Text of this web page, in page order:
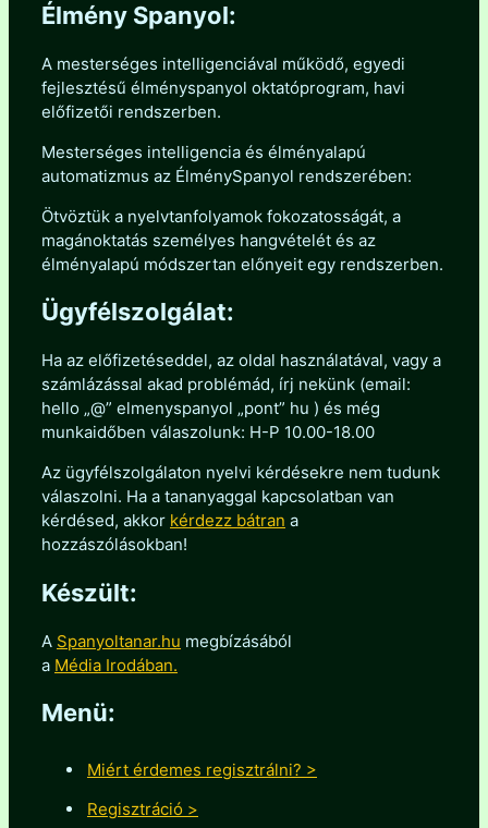
Élmény Spanyol:
A mesterséges intelligenciával működő, egyedi
fejlesztésű élményspanyol oktatóprogram, havi
előfizetői rendszerben.
Mesterséges intelligencia és élményalapú
automatizmus az ÉlménySpanyol rendszerében:
Ötvöztük a nyelvtanfolyamok fokozatosságát, a
magánoktatás személyes hangvételét és az
élményalapú módszertan előnyeit egy rendszerben.
Ügyfélszolgálat:
Ha az előfizetéseddel, az oldal használatával, vagy a
számlázással akad problémád, írj nekünk (email:
hello „@” elmenyspanyol „pont” hu ) és még
munkaidőben válaszolunk: H-P 10.00-18.00
Az ügyfélszolgálaton nyelvi kérdésekre nem tudunk
válaszolni. Ha a tananyaggal kapcsolatban van
kérdésed, akkor kérdezz bátran a
hozzászólásokban!
Készült:
A Spanyoltanar.hu megbízásából
a Média Irodában.
Menü:
Miért érdemes regisztrálni? >
Regisztráció >